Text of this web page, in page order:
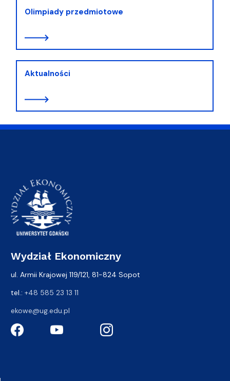
Olimpiady przedmiotowe
Aktualności
Wydział Ekonomiczny
ul. Armii Krajowej 119/121, 81-824 Sopot
tel.: +48 585 23 13 11
ekowe@ug.edu.pl